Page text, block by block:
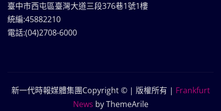
臺中市西屯區臺灣大道三段376巷1號1樓
統編:45882210
電話:(04)2708-6000
新一代時報媒體集團Copyright © | 版權所有 | Frankfurt
News by ThemeArile